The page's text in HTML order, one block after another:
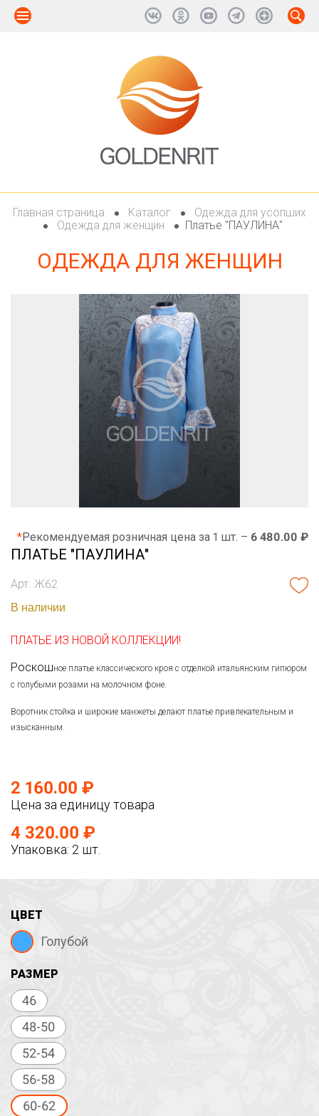
Главная страница Каталог
Одежда для усопших
Одежда для женщин
Платье "ПАУЛИНА"
ОДЕЖДА ДЛЯ ЖЕНЩИН
*Рекомендуемая розничная цена за 1 шт. – 6 480.00 ₽
ПЛАТЬЕ "ПАУЛИНА"
Арт. Ж62
В наличии
ПЛАТЬЕ ИЗ НОВОЙ КОЛЛЕКЦИИ!
Роскошное платье классического кроя с отделкой итальянским гипюром
с голубыми розами на молочном фоне.
Воротник стойка и широкие манжеты делают платье привлекательным и
изысканным.
2 160.00 ₽
Цена за единицу товара
4 320.00 ₽
Упаковка: 2 шт.
ЦВЕТ
Голубой
РАЗМЕР
46
48-50
52-54
56-58
60-62